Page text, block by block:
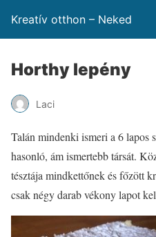
Kreatív otthon – Neked
Horthy lepény
Laci
Talán mindenki ismeri a 6 lapos
hasonló, ám ismertebb társát.
tésztája mindkettőnek és főzött
csak négy darab vékony lapot